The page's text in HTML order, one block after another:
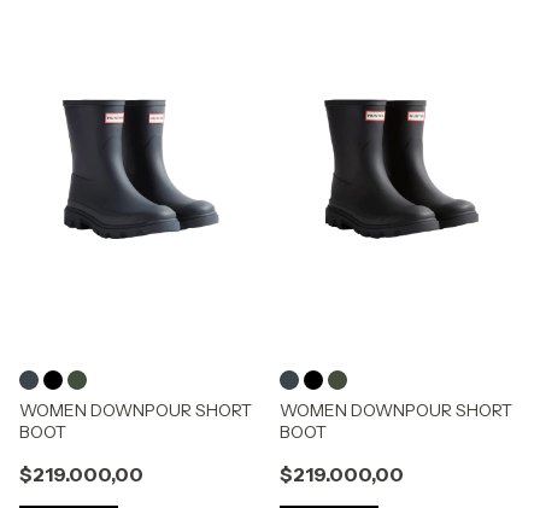
WOMEN DOWNPOUR SHORT
BOOT
$219.000,00
WOMEN DOWNPOUR SHORT
BOOT
$219.000,00